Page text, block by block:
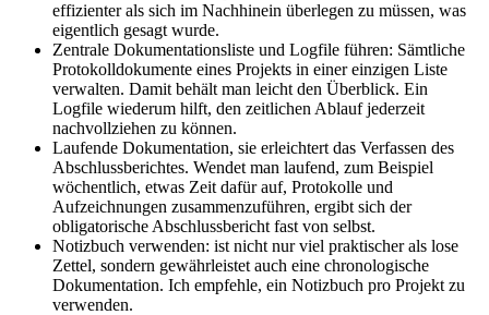
effizienter als sich im Nachhinein überlegen zu müssen, was
eigentlich gesagt wurde.
Zentrale Dokumentationsliste und Logfile führen: Sämtliche
Protokolldokumente eines Projekts in einer einzigen Liste
verwalten. Damit behält man leicht den Überblick. Ein
Logfile wiederum hilft, den zeitlichen Ablauf jederzeit
nachvollziehen zu können.
Laufende Dokumentation, sie erleichtert das Verfassen des
Abschlussberichtes. Wendet man laufend, zum Beispiel
wöchentlich, etwas Zeit dafür auf, Protokolle und
Aufzeichnungen zusammenzuführen, ergibt sich der
obligatorische Abschlussbericht fast von selbst.
Notizbuch verwenden: ist nicht nur viel praktischer als lose
Zettel, sondern gewährleistet auch eine chronologische
Dokumentation. Ich empfehle, ein Notizbuch pro Projekt zu
verwenden.